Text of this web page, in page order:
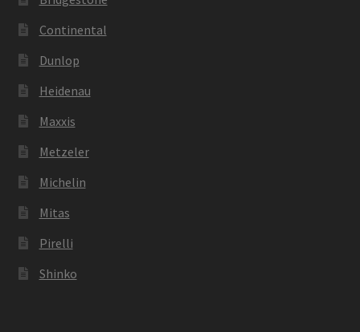
Continental
Dunlop
Heidenau
Maxxis
Metzeler
Michelin
Mitas
Pirelli
Shinko